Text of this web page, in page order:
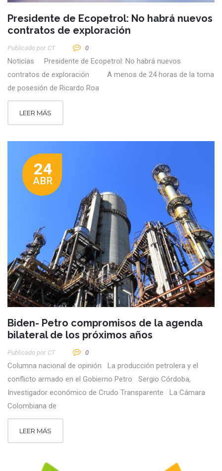
Presidente de Ecopetrol: No habrá nuevos
contratos de exploración
Publicado por CT 0
Noticias Presidente de Ecopetrol: No habrá nuevos
contratos de exploración A menos de 24 horas de la toma
de posesión de Ricardo Roa
LEER MÁS
24
ABR
Biden- Petro compromisos de la agenda
bilateral de los próximos años
Publicado por CT 0
Columna nacional de opinión La producción petrolera y el
conflicto armado en el Gobierno Petro Sergio Córdoba,
Investigador económico de Crudo Transparente La Cámara
Colombiana de
LEER MÁS